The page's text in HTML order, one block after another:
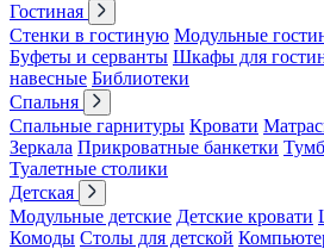
Гостиная
Стенки в гостиную Модульные
Буфеты и серванты Шкафы для
навесные Библиотеки
Спальня
Спальные гарнитуры Кровати
Зеркала Прикроватные банкетки
Туалетные столики
Детская
Модульные детские Детские кровати
Комоды Столы для детской